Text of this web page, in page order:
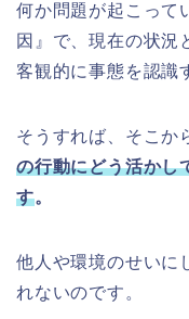
何か問題が起こって
因』で、現在の状況
客観的に事態を認識
そうすれば、そこか
の行動にどう活かし
す。
他人や環境のせいに
れないのです。